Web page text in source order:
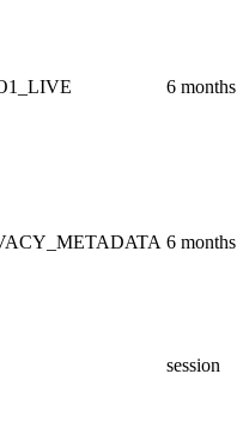
6 months
6 months
session